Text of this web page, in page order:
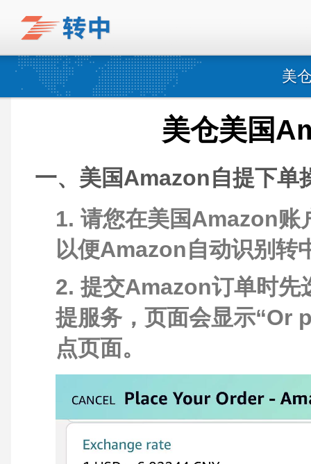
美
美仓美国
一、美国Amazon自提下单
1. 请您在美国Amazon
以便Amazon自动识别转
2. 提交Amazon订单时先
提服务，页面会显示“Or
点页面。